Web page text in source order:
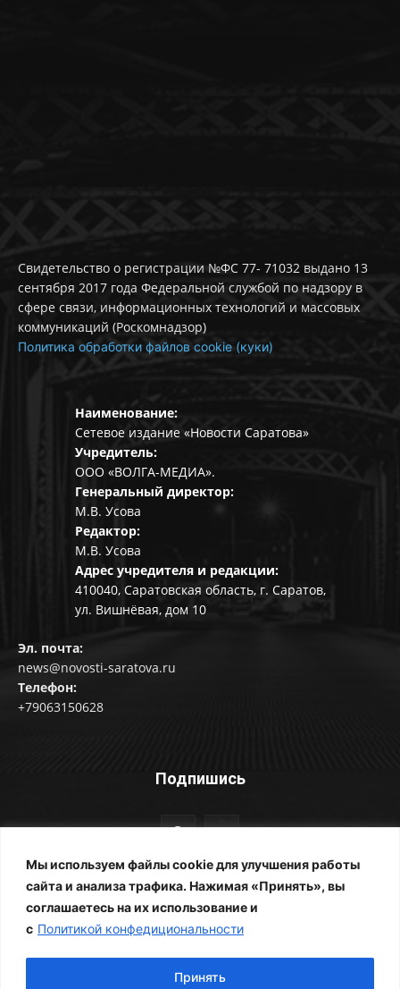
Мы используем файлы cookie для улучшения работы
сайта и анализа трафика. Нажимая «Принять», вы
соглашаетесь на их использование и
с Политикой конфедициональности
Принять
Свидетельство о регистрации №ФС 77- 71032 выдано 13
сентября 2017 года Федеральной службой по надзору в
сфере связи, информационных технологий и массовых
коммуникаций (Роскомнадзор)
Политика обработки файлов cookie (куки)
Наименование:
Сетевое издание «Новости Саратова»
Учредитель:
ООО «ВОЛГА-МЕДИА».
Генеральный директор:
М.В. Усова
Редактор:
М.В. Усова
Адрес учредителя и редакции:
410040, Саратовская область, г. Саратов,
ул. Вишнёвая, дом 10
Эл. почта:
news@novosti-saratova.ru
Телефон:
+79063150628
Подпишись
© Новости Саратова 2014-2025